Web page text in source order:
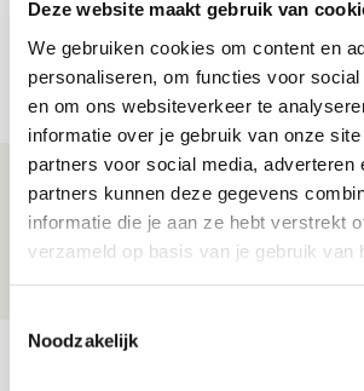
Deze website maakt gebruik van
We gebruiken cookies om content en
personaliseren, om functies voor
en om ons websiteverkeer te
informatie over je gebruik van onze
partners voor social media, adverteren
partners kunnen deze gegevens
informatie die je aan ze hebt verstrekt
verzameld op basis van je gebruik van
Noodzakelijk
Míchels elf: met welke
jij aan nieuw
08 AUGUSTUS 2026 - 11:34
NIEUWS
Spelen bij Jong Ajax of
maakt Abdalla ‘geen reet’
08 AUGUSTUS 2026 - 10:04
NIEUWS
Bekijk meer